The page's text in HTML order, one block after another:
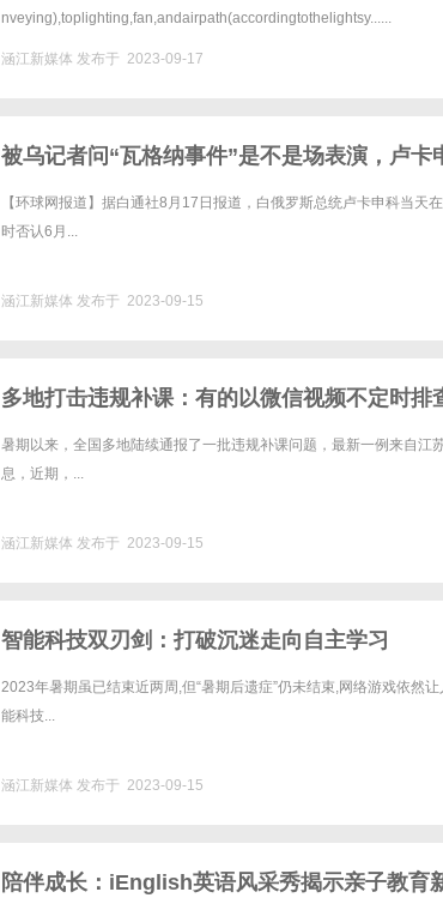
nveying),toplighting,fan,andairpath(accordingtothelightsy......
涵江新媒体 发布于 2023-09-17
被乌记者问“瓦格纳事件”是不是场表演，卢卡
【环球网报道】据白通社8月17日报道，白俄罗斯总统卢卡申科当天
时否认6月...
涵江新媒体 发布于 2023-09-15
多地打击违规补课：有的以微信视频不定时排
报
暑期以来，全国多地陆续通报了一批违规补课问题，最新一例来自江
息，近期，...
涵江新媒体 发布于 2023-09-15
智能科技双刃剑：打破沉迷走向自主学习
2023年暑期虽已结束近两周,但“暑期后遗症”仍未结束,网络游戏依
能科技...
涵江新媒体 发布于 2023-09-15
陪伴成长：iEnglish英语风采秀揭示亲子教育